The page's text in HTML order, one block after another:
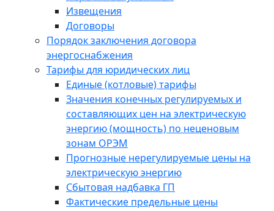
Извещения
Договоры
Порядок заключения договора
энергоснабжения
Тарифы для юридических лиц
Единые (котловые) тарифы
Значения конечных регулируемых и
составляющих цен на электрическую
энергию (мощность) по неценовым
зонам ОРЭМ
Прогнозные нерегулируемые цены на
электрическую энергию
Сбытовая надбавка ГП
Фактические предельные цены